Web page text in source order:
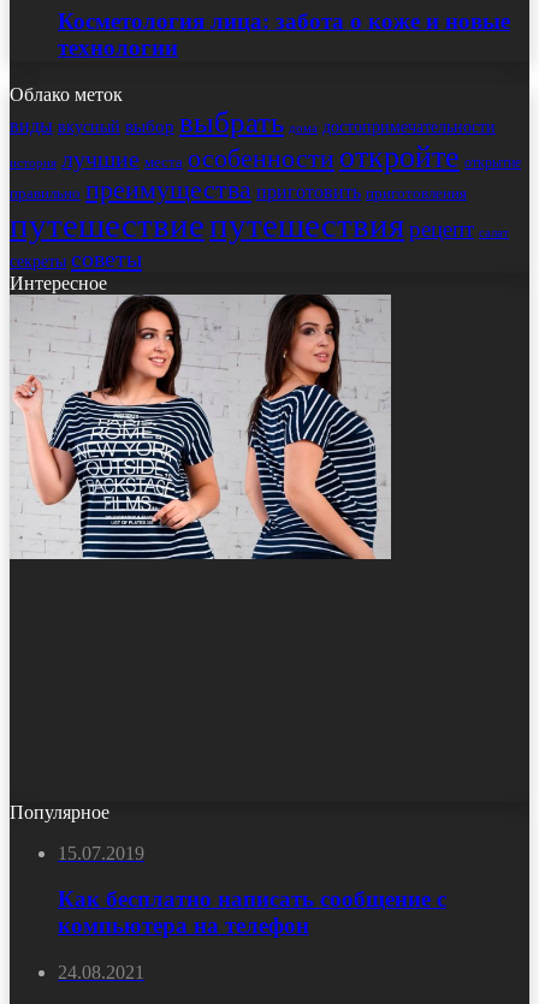
Косметология лица: забота о коже и новые
технологии
Облако меток
виды вкусный выбор выбрать дома достопримечательности
история лучшие места особенности откройте открытие
правильно преимущества приготовить приготовления
путешествиепутешествиярецепт салат
секреты советы
Интересное
Популярное
15.07.2019
Как бесплатно написать сообщение с
компьютера на телефон
24.08.2021